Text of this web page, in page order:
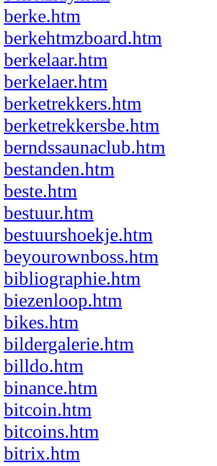
berke.htm
berkehtmzboard.htm
berkelaar.htm
berkelaer.htm
berketrekkers.htm
berketrekkersbe.htm
berndssaunaclub.htm
bestanden.htm
beste.htm
bestuur.htm
bestuurshoekje.htm
beyourownboss.htm
bibliographie.htm
biezenloop.htm
bikes.htm
bildergalerie.htm
billdo.htm
binance.htm
bitcoin.htm
bitcoins.htm
bitrix.htm